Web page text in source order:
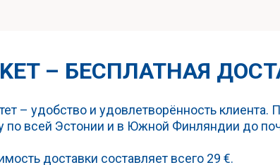
– БЕСПЛАТНАЯ
– удобство и удовлетворённость
по всей Эстонии и в Южной Финляндии до
доставки составляет всего 29 €.